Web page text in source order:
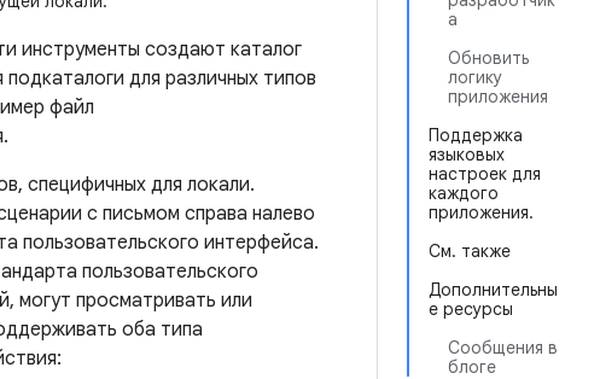
а
Обновить
логику
приложения
Поддержка
языковых
настроек для
каждого
приложения.
См. также
Дополнительны
е ресурсы
Сообщения в
блоге
инструменты создают каталог
подкаталоги для различных типов
файл
специфичных для локали.
с письмом справа налево
пользовательского интерфейса.
пользовательского
могут просматривать или
оба типа